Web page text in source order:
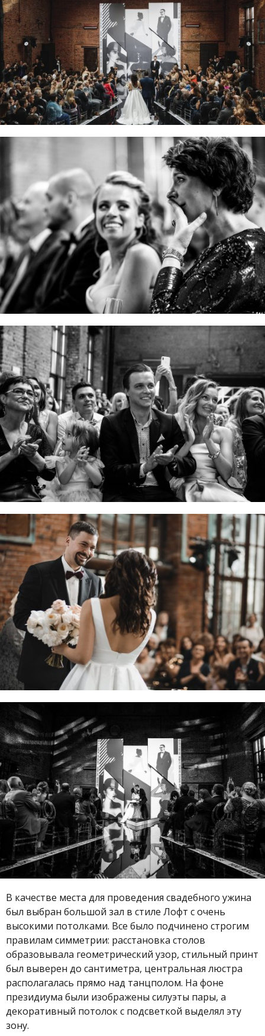
В качестве места для проведения свадебного ужина
был выбран большой зал в стиле Лофт с очень
высокими потолками. Все было подчинено строгим
правилам симметрии: расстановка столов
образовывала геометрический узор, стильный принт
был выверен до сантиметра, центральная люстра
располагалась прямо над танцполом. На фоне
президиума были изображены силуэты пары, а
декоративный потолок с подсветкой выделял эту
зону.